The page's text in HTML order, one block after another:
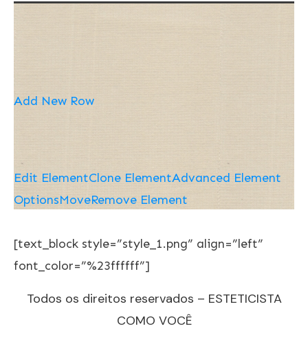
Add New Row
Edit ElementClone ElementAdvanced Element
OptionsMoveRemove Element
[text_block style=”style_1.png” align=”left”
font_color=”%23ffffff”]
Todos os direitos reservados – ESTETICISTA
COMO VOCÊ